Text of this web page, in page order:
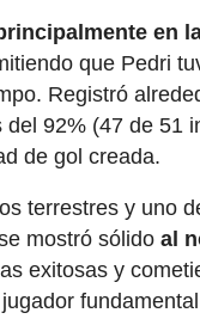
en
que Pedri
Registró
92% (47 de 51
de gol creada.
terrestres y uno
mostró sólido al
exitosas y